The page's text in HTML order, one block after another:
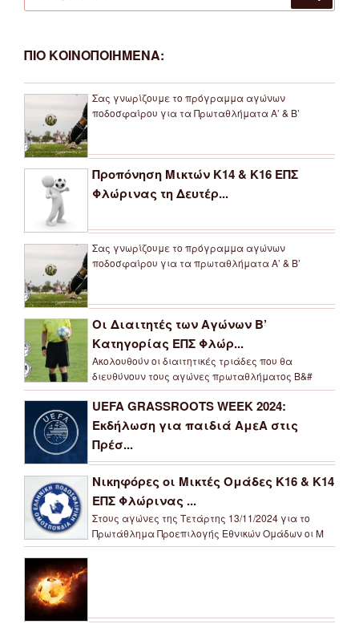
ΠΙΟ ΚΟΙΝΟΠΟΙΗΜΕΝΑ:
Σας γνωρίζουμε το πρόγραμμα αγώνων
ποδοσφαίρου για τα Πρωταθλήματα Α’ & Β’
Προπόνηση Μικτών Κ14 & Κ16 ΕΠΣ
Φλώρινας τη Δευτέρ...
Σας γνωρίζουμε το πρόγραμμα αγώνων
ποδοσφαίρου για τα πρωταθλήματα Α’ & Β’
Οι Διαιτητές των Αγώνων Β’
Κατηγορίας ΕΠΣ Φλώρ...
Ακολουθούν οι διαιτητικές τριάδες που θα
διευθύνουν τους αγώνες πρωταθλήματος Β&#
UEFA GRASSROOTS WEEK 2024:
Εκδήλωση για παιδιά ΑμεΑ στις
Πρέσ...
Νικηφόρες οι Μικτές Ομάδες Κ16 & Κ14
ΕΠΣ Φλώρινας ...
Στους αγώνες της Τετάρτης 13/11/2024 για το
Πρωτάθλημα Προεπιλογής Εθνικών Ομάδων οι Μ